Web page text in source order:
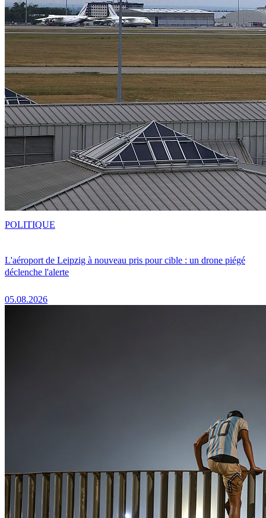
L'aéroport de Leipzig à nouveau pris pour cible : un drone piégé
déclenche l'alerte
05.08.2026
POLITIQUE